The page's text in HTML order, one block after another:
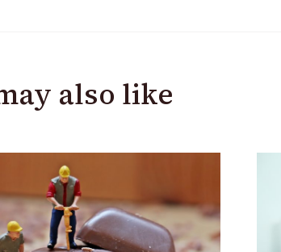
also like